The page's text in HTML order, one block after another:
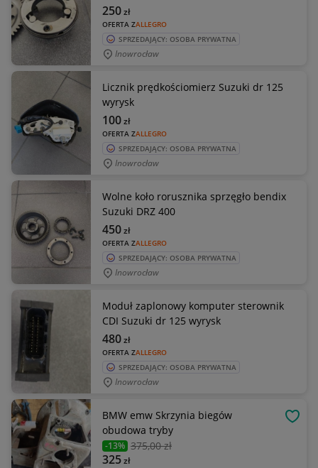
OFERTA ZALLEGRO
250zł
SPRZEDAJĄCY: OSOBA PRYWATNA
Inowrocław
Licznik prędkościomierz Suzuki dr 125
wyrysk
OFERTA ZALLEGRO
100zł
SPRZEDAJĄCY: OSOBA PRYWATNA
Inowrocław
Wolne koło rorusznika sprzęgło bendix
Suzuki DRZ 400
OFERTA ZALLEGRO
450zł
SPRZEDAJĄCY: OSOBA PRYWATNA
Inowrocław
Moduł zaplonowy komputer sterownik
CDI Suzuki dr 125 wyrysk
OFERTA ZALLEGRO
480zł
SPRZEDAJĄCY: OSOBA PRYWATNA
Inowrocław
BMW emw Skrzynia biegów
obudowa tryby
-13% 375,00 zł
325zł